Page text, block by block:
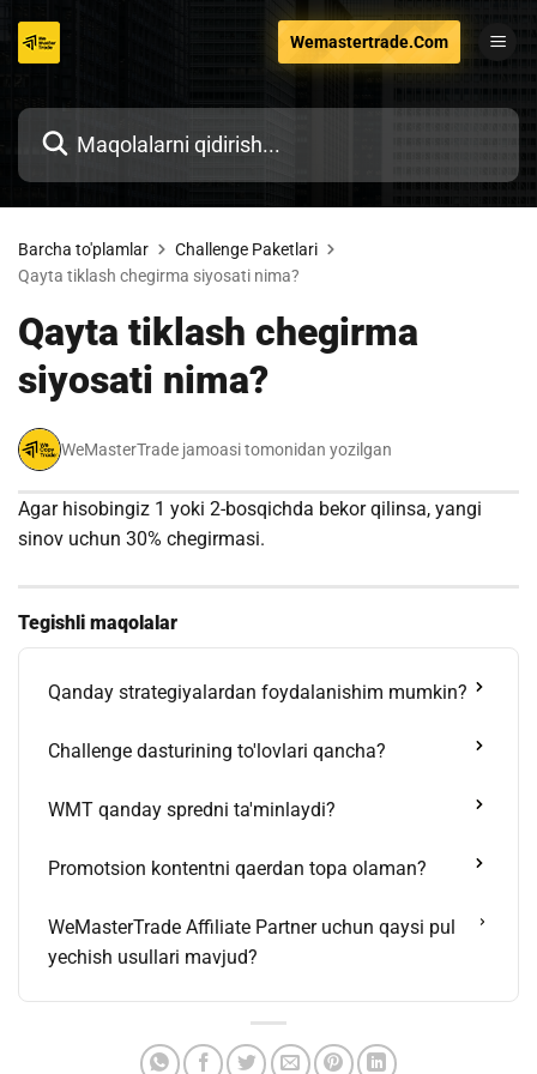
o'tish
Wemastertrade.Com
Barcha to'plamlar
Challenge Paketlari
Qayta tiklash chegirma siyosati nima?
Qayta tiklash chegirma
siyosati nima?
WeMasterTrade jamoasi tomonidan yozilgan
Agar hisobingiz 1 yoki 2-bosqichda bekor qilinsa, yangi
sinov uchun 30% chegirmasi.
Tegishli maqolalar
Qanday strategiyalardan foydalanishim mumkin?
Challenge dasturining to'lovlari qancha?
WMT qanday spredni ta'minlaydi?
Promotsion kontentni qaerdan topa olaman?
WeMasterTrade Affiliate Partner uchun qaysi pul
yechish usullari mavjud?